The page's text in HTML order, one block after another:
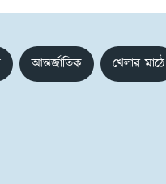
আন্তর্জাতিক খেলার মাঠে